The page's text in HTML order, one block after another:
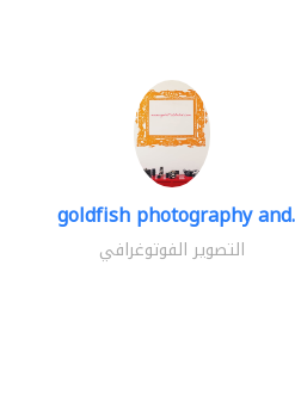
goldfish photography
التصوير الفوتوغرافي